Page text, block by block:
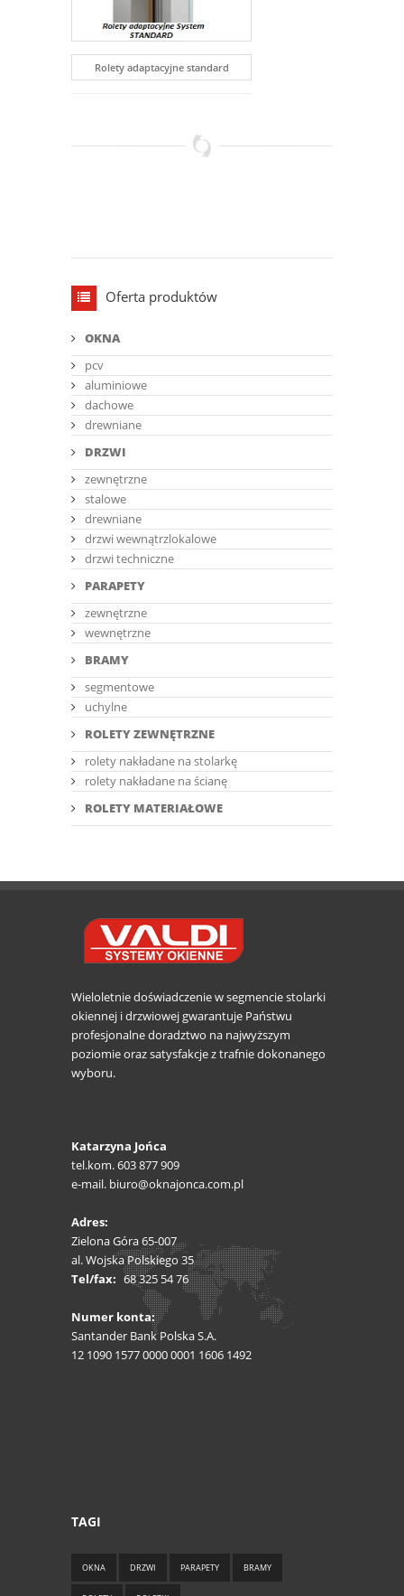
Rolety adaptacyjne standard
Oferta produktów
OKNA
pcv
aluminiowe
dachowe
drewniane
DRZWI
zewnętrzne
stalowe
drewniane
drzwi wewnątrzlokalowe
drzwi techniczne
PARAPETY
zewnętrzne
wewnętrzne
BRAMY
segmentowe
uchylne
ROLETY ZEWNĘTRZNE
rolety nakładane na stolarkę
rolety nakładane na ścianę
ROLETY MATERIAŁOWE
Wieloletnie doświadczenie w segmencie stolarki
okiennej i drzwiowej gwarantuje Państwu
profesjonalne doradztwo na najwyższym
poziomie oraz satysfakcje z trafnie dokonanego
wyboru.
Katarzyna Jońca
tel.kom. 603 877 909
e-mail. biuro@oknajonca.com.pl
Adres:
Zielona Góra 65-007
al. Wojska Polskiego 35
Tel/fax: 68 325 54 76
Numer konta:
Santander Bank Polska S.A.
12 1090 1577 0000 0001 1606 1492
TAGI
OKNA DRZWI PARAPETY BRAMY